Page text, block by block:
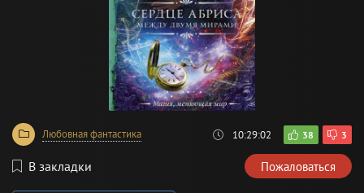
Любовная фантастика 10:29:02 38 3
В закладки Пожаловаться